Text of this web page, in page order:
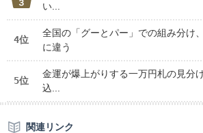
い...
4位
全国の「グーとパー」での組み分け
に違う
5位
金運が爆上がりする一万円札の見分
込...
関連リンク